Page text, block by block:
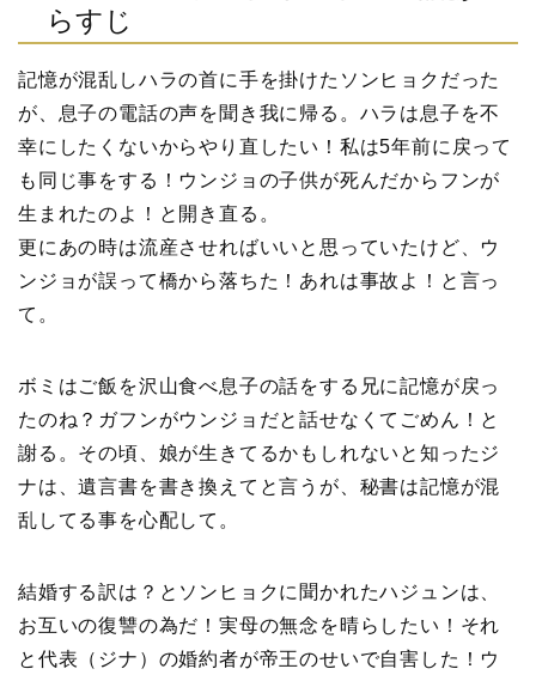
らすじ
記憶が混乱しハラの首に手を掛けたソンヒョクだった
が、息子の電話の声を聞き我に帰る。ハラは息子を不
幸にしたくないからやり直したい！私は5年前に戻って
も同じ事をする！ウンジョの子供が死んだからフンが
生まれたのよ！と開き直る。
更にあの時は流産させればいいと思っていたけど、ウ
ンジョが誤って橋から落ちた！あれは事故よ！と言っ
て。
ボミはご飯を沢山食べ息子の話をする兄に記憶が戻っ
たのね？ガフンがウンジョだと話せなくてごめん！と
謝る。その頃、娘が生きてるかもしれないと知ったジ
ナは、遺言書を書き換えてと言うが、秘書は記憶が混
乱してる事を心配して。
結婚する訳は？とソンヒョクに聞かれたハジュンは、
お互いの復讐の為だ！実母の無念を晴らしたい！それ
と代表（ジナ）の婚約者が帝王のせいで自害した！ウ